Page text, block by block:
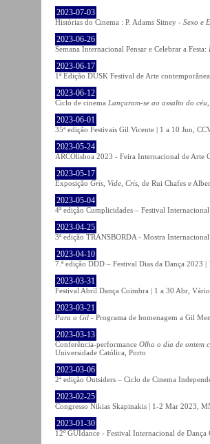
2023-07-03
Histórias do Cinema : P. Adams Sitney - Sexo e
2023-06-26
Semana Internacional Pensar e Celebrar a Festa:
2023-06-17
1ª Edição DUSK Festival de Arte
2023-06-12
Ciclo de cinema Lançaram-se ao assalto do céu
2023-06-01
35ª edição Festivais Gil Vicente | 1 a 10 Jun,
2023-05-24
ARCOlisboa 2023 - Feira Internacional de Arte
2023-05-17
Exposição Gris, Vide, Cris , de Rui Chafes e
2023-05-04
4ª edição Cumplicidades – Festival
2023-04-25
3ª edição TRANSBORDA - Mostra
2023-04-10
7.ª edição DDD – Festival Dias da Dança 2023
2023-03-31
Festival Abril Dança Coimbra | 1 a 30 Abr,
2023-03-21
Para o Gil - Programa de homenagem a Gil
2023-03-13
Conferência-performance Olha o dia de ontem
Universidade Católica, Porto
2023-03-06
2ª edição Outsiders – Ciclo de Cinema
2023-02-25
Congresso Nikias Skapinakis | 1-2 Mar 2023,
2023-01-30
12º GUIdance - Festival Internacional de